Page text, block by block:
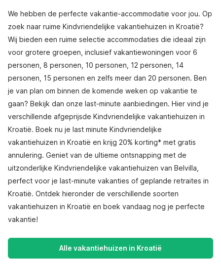
We hebben de perfecte vakantie-accommodatie voor jou. Op
zoek naar ruime Kindvriendelijke vakantiehuizen in Kroatië?
Wij bieden een ruime selectie accommodaties die ideaal zijn
voor grotere groepen, inclusief vakantiewoningen voor 6
personen, 8 personen, 10 personen, 12 personen, 14
personen, 15 personen en zelfs meer dan 20 personen. Ben
je van plan om binnen de komende weken op vakantie te
gaan? Bekijk dan onze last-minute aanbiedingen. Hier vind je
verschillende afgeprijsde Kindvriendelijke vakantiehuizen in
Kroatië. Boek nu je last minute Kindvriendelijke
vakantiehuizen in Kroatië en krijg 20% korting* met gratis
annulering. Geniet van de ultieme ontsnapping met de
uitzonderlijke Kindvriendelijke vakantiehuizen van Belvilla,
perfect voor je last-minute vakanties of geplande retraites in
Kroatië. Ontdek hieronder de verschillende soorten
vakantiehuizen in Kroatië en boek vandaag nog je perfecte
vakantie!
Alle vakantiehuizen in Kroatië